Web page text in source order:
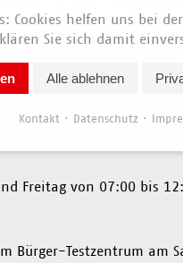
Februar 2022
die
Freitag von 07:00 bis
Bürger-Testzentrum am
Cookies helfen uns bei
Sie sich damit
Alle ablehnen
Kontakt Datenschutz